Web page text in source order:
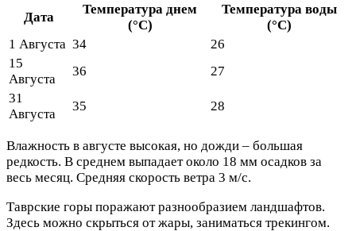
Дата
Температура днем
(°C)
Температура воды
(°C)
1 Августа 34
26
15
Августа
36
27
31
Августа
35 28
Влажность в августе высокая, но дожди – большая
редкость. В среднем выпадает около 18 мм осадков за
весь месяц. Средняя скорость ветра 3 м/с.
Таврские горы поражают разнообразием ландшафтов.
Здесь можно скрыться от жары, заниматься трекингом.